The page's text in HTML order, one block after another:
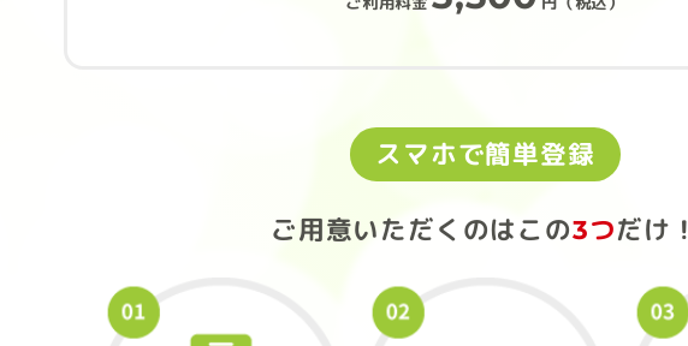
スマホで簡単登録
ご用意いただくのはこの3つだけ！